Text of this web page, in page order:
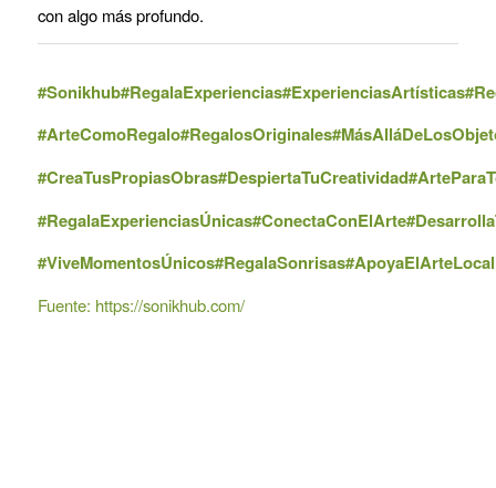
con algo más profundo.
#Sonikhub#RegalaExperiencias#ExperienciasArtísticas
#ArteComoRegalo#RegalosOriginales
#CreaTusPropiasObras#DespiertaTuCreatividad
#RegalaExperienciasÚnicas#ConectaConElArte
#ViveMomentosÚnicos#RegalaSonrisas#ApoyaElArteLocal
Fuente: https://sonikhub.com/